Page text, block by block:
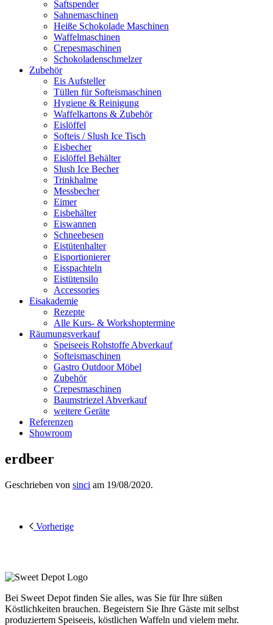
Saftspender
Sahnemaschinen
Heiße Schokolade Maschinen
Waffelmaschinen
Crepesmaschinen
Schokoladenschmelzer
Zubehör
Eis Aufsteller
Tüllen für Softeismaschinen
Hygiene & Reinigung
Waffelkartons & Zubehör
Eislöffel
Softeis / Slush Ice Tisch
Eisbecher
Eislöffel Behälter
Slush Ice Becher
Trinkhalme
Messbecher
Eimer
Eisbehälter
Eiswannen
Schneebesen
Eistütenhalter
Eisportionierer
Eisspachteln
Eistütensilo
Accessories
Eisakademie
Rezepte
Alle Kurs- & Workshoptermine
Räumungsverkauf
Speiseeis Rohstoffe Abverkauf
Softeismaschinen
Gastro Outdoor Möbel
Zubehör
Crepesmaschinen
Baumstriezel Abverkauf
weitere Geräte
Referenzen
Showroom
erdbeer
Geschrieben von sinci am 19/08/2020.
Vorherige
Bei Sweet Depot finden Sie alles, was Sie für Ihre süßen
Köstlichkeiten brauchen. Begeistern Sie Ihre Gäste mit selbst
produziertem Speiseeis, köstlichen Waffeln und vielem mehr.